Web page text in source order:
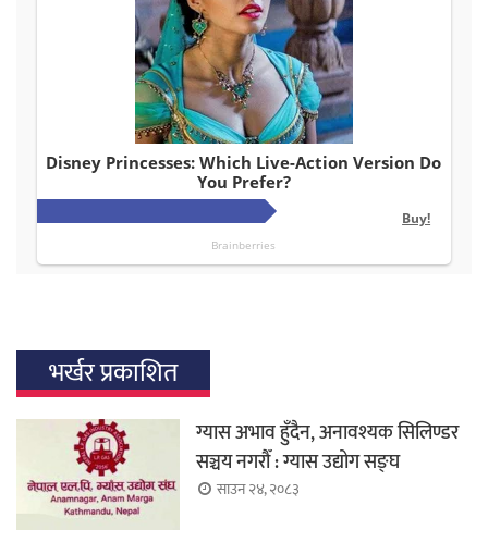
भर्खर प्रकाशित
ग्यास अभाव हुँदैन, अनावश्यक सिलिण्डर
सञ्चय नगरौँ : ग्यास उद्योग सङ्घ
साउन २४, २०८३